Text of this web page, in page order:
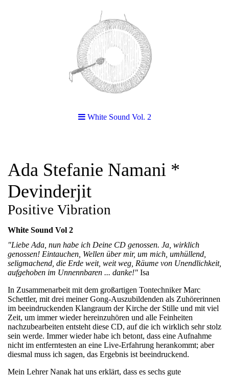
White Sound Vol. 2
Ada Stefanie Namani *
Devinderjit
Positive Vibration
White Sound Vol 2
"Liebe Ada, nun habe ich Deine CD genossen. Ja, wirklich
genossen! Eintauchen, Wellen über mir, um mich, umhüllend,
seligmachend, die Erde weit, weit weg, Räume von Unendlichkeit,
aufgehoben im Unnennbaren ... danke!" Isa
In Zusammenarbeit mit dem großartigen Tontechniker Marc
Schettler, mit drei meiner Gong-Auszubildenden als Zuhörerinnen
im beeindruckenden Klangraum der Kirche der Stille und mit viel
Zeit, um immer wieder hereinzuhören und alle Feinheiten
nachzubearbeiten entsteht diese CD, auf die ich wirklich sehr stolz
sein werde. Immer wieder habe ich betont, dass eine Aufnahme
nicht im entferntesten an eine Live-Erfahrung herankommt; aber
diesmal muss ich sagen, das Ergebnis ist beeindruckend.
Mein Lehrer Nanak hat uns erklärt, dass es sechs gute